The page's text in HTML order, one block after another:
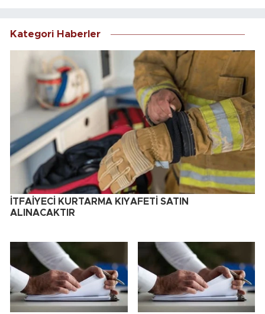
Kategori Haberler
İTFAİYECİ KURTARMA KIYAFETİ SATIN
ALINACAKTIR